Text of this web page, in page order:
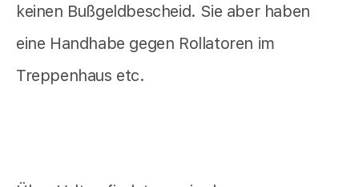
keinen Bußgeldbescheid. Sie aber haben
eine Handhabe gegen Rollatoren im
Treppenhaus etc.